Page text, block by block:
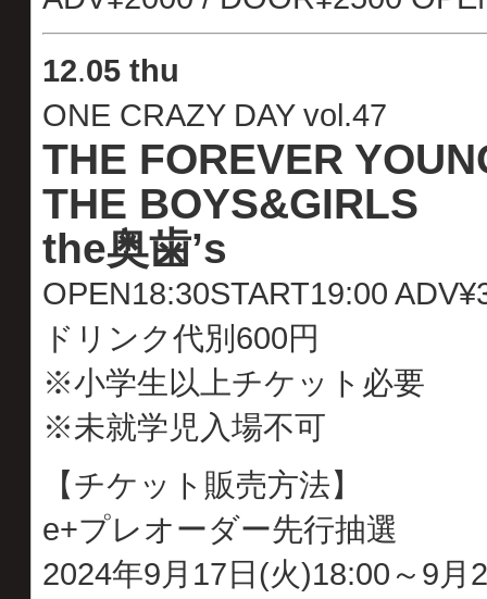
12.05 thu
ONE CRAZY DAY vol.47
THE FOREVER
THE BOYS&GIRLS
the奥歯’s
OPEN18:30START19:00
ドリンク代別600円
※小学生以上チケット必要
※未就学児入場不可
【チケット販売方法】
e+プレオーダー先行抽選
2024年9月17日(火)18:00～9月